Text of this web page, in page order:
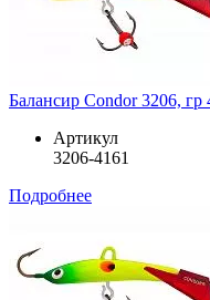
Балансир Condor 3206, гр
Артикул
3206-4161
Подробнее